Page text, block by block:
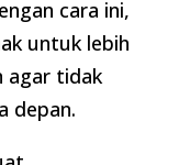
cara ini,
untuk lebih
agar tidak
depan.